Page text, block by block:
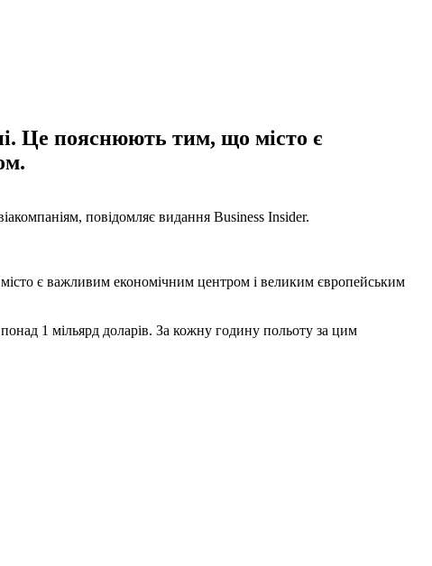
Це пояснюють тим, що місто є
повідомляє видання Business Insider.
є важливим економічним центром і великим європейським
1 мільярд доларів. За кожну годину польоту за цим